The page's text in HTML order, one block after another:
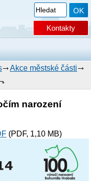
Kontakty
Akce městské části
narození
(PDF, 1,10 MB)